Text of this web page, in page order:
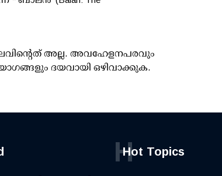
അല്ല. അവഹേളനപരവും
ദയവായി ഒഴിവാക്കുക.
Hot Topics
H